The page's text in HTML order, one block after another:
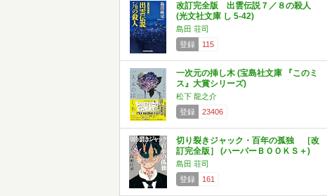
改訂完全版 出雲伝説７／８の殺人
(光文社文庫 し 5-42)
島田 荘司
登録
115
一次元の挿し木 (宝島社文庫 『このミ
ス』大賞シリーズ)
松下 龍之介
登録
23406
切り裂きジャック・百年の孤独 ［改
訂完全版］ (ハーパーＢＯＯＫＳ＋)
島田 荘司
登録
161